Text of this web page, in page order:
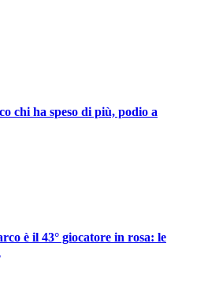
chi ha speso di più, podio a
è il 43° giocatore in rosa: le